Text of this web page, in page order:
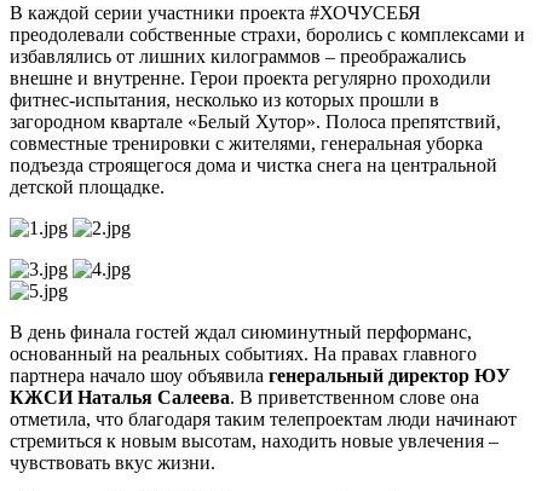
В каждой серии участники проекта #ХОЧУСЕБЯ
преодолевали собственные страхи, боролись с комплексами и
избавлялись от лишних килограммов – преображались
внешне и внутренне. Герои проекта регулярно проходили
фитнес-испытания, несколько из которых прошли в
загородном квартале «Белый Хутор». Полоса препятствий,
совместные тренировки с жителями, генеральная уборка
подъезда строящегося дома и чистка снега на центральной
детской площадке.
В день финала гостей ждал сиюминутный перформанс,
основанный на реальных событиях. На правах главного
партнера начало шоу объявила генеральный директор ЮУ
КЖСИ Наталья Салеева. В приветственном слове она
отметила, что благодаря таким телепроектам люди начинают
стремиться к новым высотам, находить новые увлечения –
чувствовать вкус жизни.